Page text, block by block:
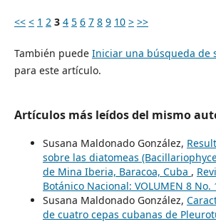
<< < 1 2 3 4 5 6 7 8 9 10 > >>
También puede Iniciar una búsqueda de
para este artículo.
Artículos más leídos del mismo
Susana Maldonado González,
sobre las diatomeas
de Mina Iberia, Baracoa, Cuba ,
Botánico Nacional: VOLUMEN 8 No.
Susana Maldonado González,
de cuatro cepas cubanas de